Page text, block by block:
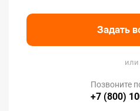
Задать
или
Позвоните
+7 (800)